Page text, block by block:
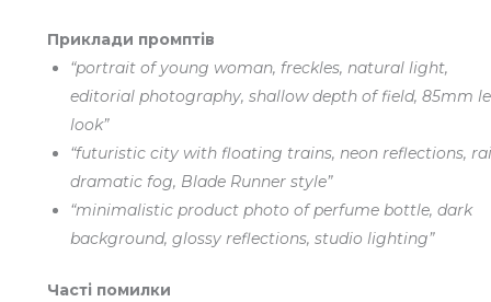
Приклади промптів
“portrait of young woman, freckles, natural light,
editorial photography, shallow depth of field, 85mm
look”
“futuristic city with floating trains, neon reflections,
dramatic fog, Blade Runner style”
“minimalistic product photo of perfume bottle, dark
background, glossy reflections, studio lighting”
Часті помилки